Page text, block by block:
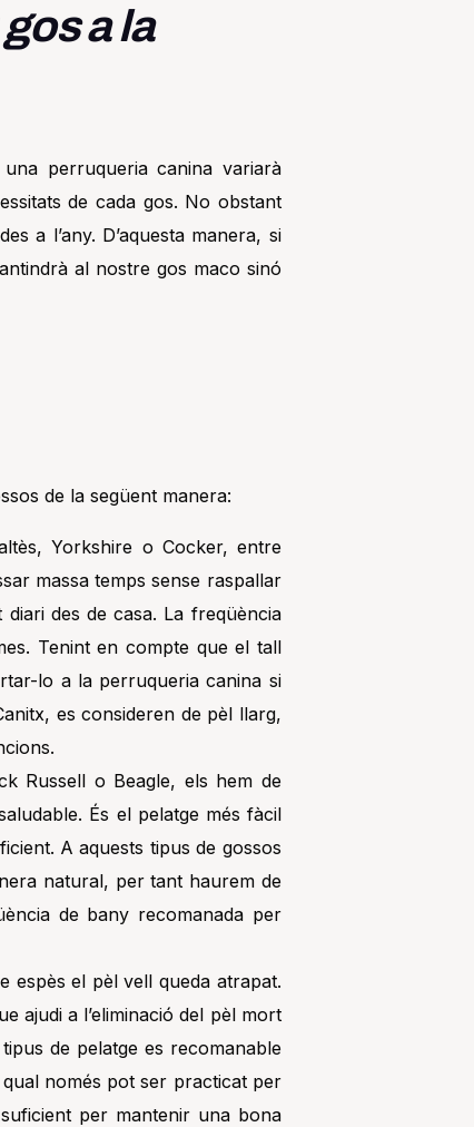
a la
perruqueria canina variarà
de cada gos. No obstant
a l’any. D’aquesta manera, si
al nostre gos maco sinó
de la següent manera:
Yorkshire o Cocker, entre
massa temps sense raspallar
des de casa. La freqüència
Tenint en compte que el tall
lo a la perruqueria canina si
es consideren de pèl llarg,
Russell o Beagle, els hem de
És el pelatge més fàcil
A aquests tipus de gossos
natural, per tant haurem de
de bany recomanada per
espès el pèl vell queda atrapat.
ajudi a l’eliminació del pèl mort
de pelatge es recomanable
només pot ser practicat per
per mantenir una bona